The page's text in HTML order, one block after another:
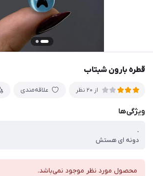
قطره بارون شبتاب
از 20 نظر علاقه‌مندی
ویژگی‌ها
.
دونه ای هستش
محصول مورد نظر موجود نمی‌باشد.